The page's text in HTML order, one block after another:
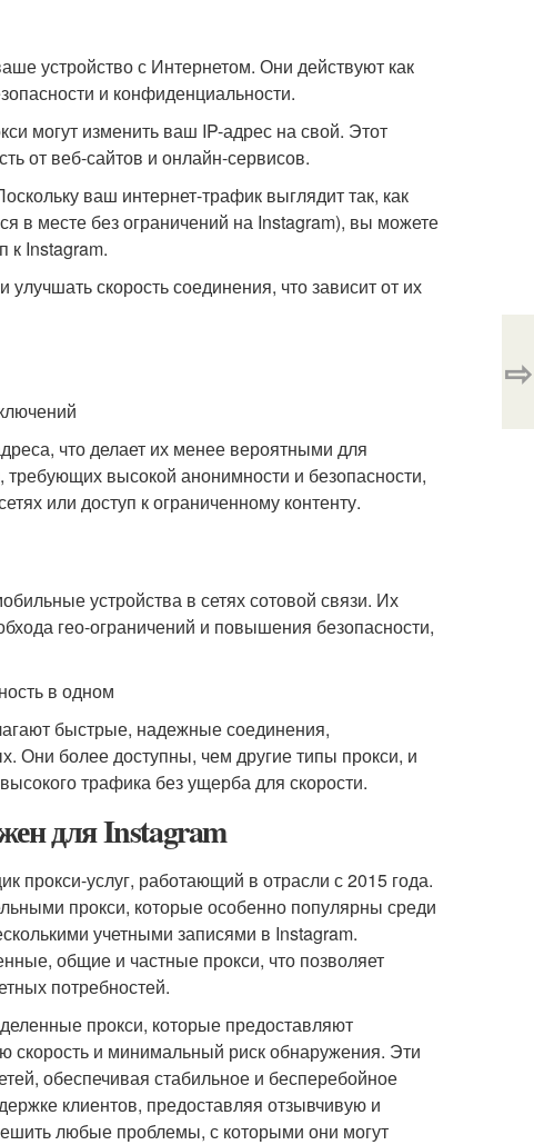
устройство с Интернетом. Они действуют как
и конфиденциальности.
могут изменить ваш IP-адрес на свой. Этот
от веб-сайтов и онлайн-сервисов.
ваш интернет-трафик выглядит так, как
в месте без ограничений на Instagram), вы можете
к Instagram.
скорость соединения, что зависит от их
что делает их менее вероятными для
высокой анонимности и безопасности,
или доступ к ограниченному контенту.
устройства в сетях сотовой связи. Их
гео-ограничений и повышения безопасности,
в одном
быстрые, надежные соединения,
Они более доступны, чем другие типы прокси, и
трафика без ущерба для скорости.
для Instagram
услуг, работающий в отрасли с 2015 года.
прокси, которые особенно популярны среди
учетными записями в Instagram.
общие и частные прокси, что позволяет
потребностей.
прокси, которые предоставляют
скорость и минимальный риск обнаружения. Эти
обеспечивая стабильное и бесперебойное
клиентов, предоставляя отзывчивую и
любые проблемы, с которыми они могут
⇨